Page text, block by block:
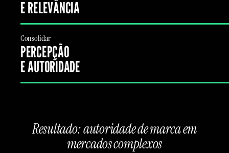
E RELEVÂNCIA
Consolidar
PERCEPÇÃO
E AUTORIDADE
Resultado: autoridade de marca em
mercados complexos